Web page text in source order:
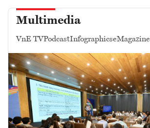
Multimedia
VnE TVPodcastInfographicseMagazine